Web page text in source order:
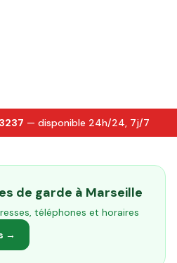
3237 — disponible 24h/24, 7j/7
de garde à Marseille
téléphones et horaires
→